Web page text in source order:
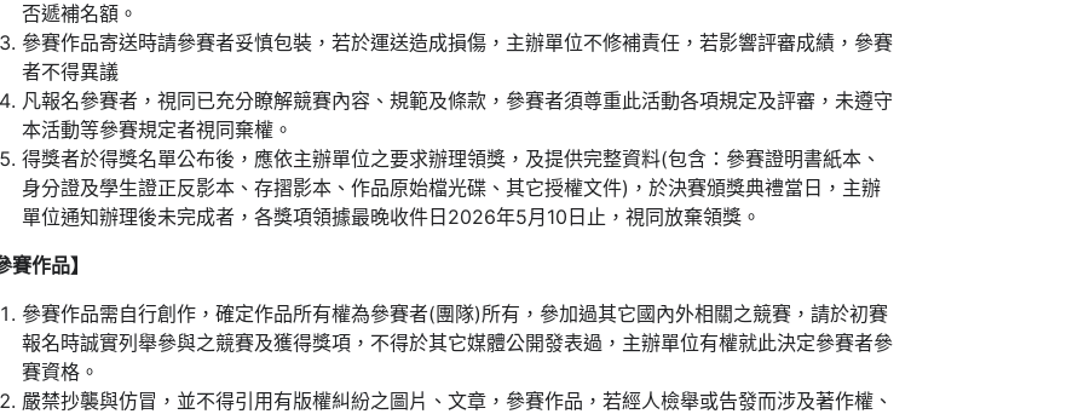
否遞補名額。
參賽作品寄送時請參賽者妥慎包裝，若於運送造成損傷，主辦單位不修補責任，若影響評審成績，參賽
者不得異議
凡報名參賽者，視同已充分瞭解競賽內容、規範及條款，參賽者須尊重此活動各項規定及評審，未遵守
本活動等參賽規定者視同棄權。
得獎者於得獎名單公布後，應依主辦單位之要求辦理領獎，及提供完整資料(包含：參賽證明書紙本、
身分證及學生證正反影本、存摺影本、作品原始檔光碟、其它授權文件)，於決賽頒獎典禮當日，主辦
單位通知辦理後未完成者，各獎項領據最晚收件日2026年5月10日止，視同放棄領獎。
賽作品】
參賽作品需自行創作，確定作品所有權為參賽者(團隊)所有，參加過其它國內外相關之競賽，請於初賽
報名時誠實列舉參與之競賽及獲得獎項，不得於其它媒體公開發表過，主辦單位有權就此決定參賽者參
賽資格。
嚴禁抄襲與仿冒，並不得引用有版權糾紛之圖片、文章，參賽作品，若經人檢舉或告發而涉及著作權、